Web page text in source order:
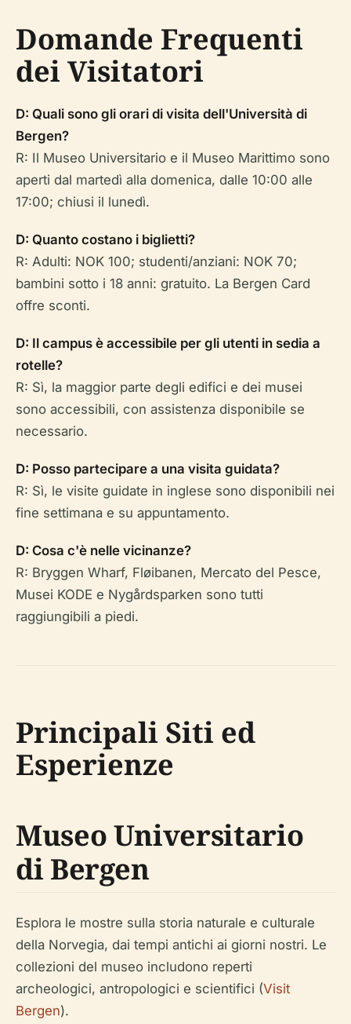
Domande Frequenti
dei Visitatori
D: Quali sono gli orari di visita dell'Università di
Bergen?
R: Il Museo Universitario e il Museo Marittimo sono
aperti dal martedì alla domenica, dalle 10:00 alle
17:00; chiusi il lunedì.
D: Quanto costano i biglietti?
R: Adulti: NOK 100; studenti/anziani: NOK 70;
bambini sotto i 18 anni: gratuito. La Bergen Card
offre sconti.
D: Il campus è accessibile per gli utenti in sedia a
rotelle?
R: Sì, la maggior parte degli edifici e dei musei
sono accessibili, con assistenza disponibile se
necessario.
D: Posso partecipare a una visita guidata?
R: Sì, le visite guidate in inglese sono disponibili nei
fine settimana e su appuntamento.
D: Cosa c'è nelle vicinanze?
R: Bryggen Wharf, Fløibanen, Mercato del Pesce,
Musei KODE e Nygårdsparken sono tutti
raggiungibili a piedi.
Principali Siti ed
Esperienze
Museo Universitario
di Bergen
Esplora le mostre sulla storia naturale e culturale
della Norvegia, dai tempi antichi ai giorni nostri. Le
collezioni del museo includono reperti
archeologici, antropologici e scientifici (Visit
Bergen).